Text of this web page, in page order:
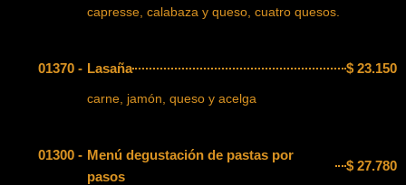
capresse, calabaza y queso, cuatro quesos.
01370 - Lasaña $23.150
carne, jamón, queso y acelga
01300 - Menú degustación de pastas por
pasos
$27.780